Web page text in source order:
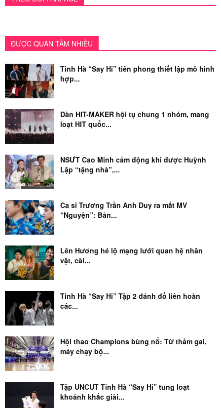
ĐƯỢC QUAN TÂM NHIỀU
Tinh Hà “Say Hi” tiên phong thiết lập mô hình
hợp...
Dàn HIT-MAKER hội tụ chung 1 nhóm, mang
loạt HIT quốc...
NSƯT Cao Minh cảm động khi được Huỳnh
Lập “tặng nhà”,...
Ca sĩ Trương Trần Anh Duy ra mắt MV
“Nguyện”: Bản...
Lên Hương hé lộ mạng lưới quan hệ nhân
vật, cài...
Tinh Hà “Say Hi” Tập 2 đánh đố liên hoàn
các...
Hội thao Champions bùng nổ: Từ thảm gai,
máy chạy bộ...
Tập UNCUT Tinh Hà “Say Hi” tung loạt
khoảnh khắc giải...